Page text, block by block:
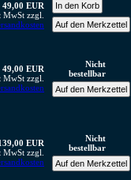
49,00 EUR
MwSt zzgl.
49,00 EUR
MwSt zzgl.
Nicht
bestellbar
EUR
MwSt zzgl.
Nicht
bestellbar